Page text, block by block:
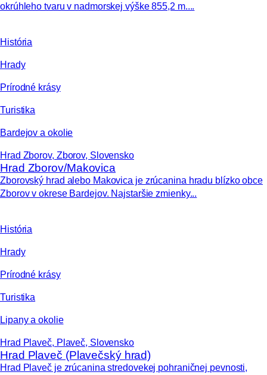
okrúhleho tvaru v nadmorskej výške 855,2 m....
História
Hrady
Prírodné krásy
Turistika
Bardejov a okolie
Hrad Zborov, Zborov, Slovensko
Hrad Zborov/Makovica
Zborovský hrad alebo Makovica je zrúcanina hradu blízko obce
Zborov v okrese Bardejov. Najstaršie zmienky...
História
Hrady
Prírodné krásy
Turistika
Lipany a okolie
Hrad Plaveč, Plaveč, Slovensko
Hrad Plaveč (Plavečský hrad)
Hrad Plaveč je zrúcanina stredovekej pohraničnej pevnosti,